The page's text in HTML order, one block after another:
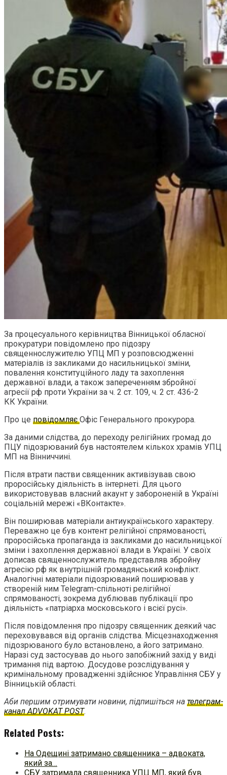
За процесуального керівництва Вінницької обласної
прокуратури повідомлено про підозру
священнослужителю УПЦ МП у розповсюдженні
матеріалів із закликами до насильницької зміни,
повалення конституційного ладу та захоплення
державної влади, а також запереченням збройної
агресії рф проти України за ч. 2 ст. 109, ч. 2 ст. 436-2
КК України.
Про це повідомляєОфіс Генерального прокурора.
За даними слідства, до переходу релігійних громад до
ПЦУ підозрюваний був настоятелем кількох храмів УПЦ
МП на Вінниччині.
Після втрати пастви священник активізував свою
проросійську діяльність в інтернеті. Для цього
використовував власний акаунт у забороненій в Україні
соціальній мережі «ВКонтакте».
Він поширював матеріали антиукраїнського характеру.
Переважно це був контент релігійної спрямованості,
проросійська пропаганда із закликами до насильницької
зміни і захоплення державної влади в Україні. У своїх
дописав священнослужитель представляв збройну
агресію рф як внутрішній громадянський конфлікт.
Аналогічні матеріали підозрюваний поширював у
створеній ним Telegram-спільноті релігійної
спрямованості, зокрема дублював публікації про
діяльність «патріарха московського і всієї русі».
Після повідомлення про підозру священник деякий час
переховувався від органів слідства. Місцезнаходження
підозрюваного було встановлено, а його затримано.
Наразі суд застосував до нього запобіжний захід у виді
тримання під вартою. Досудове розслідування у
кримінальному провадженні здійснює Управління СБУ у
Вінницькій області.
Аби першим отримувати новини, підпишіться на телеграм-
канал ADVOKAT POST.
Related Posts:
На Одещині затримано священника – адвоката,
який за…
СБУ затримала священника УПЦ МП, який був